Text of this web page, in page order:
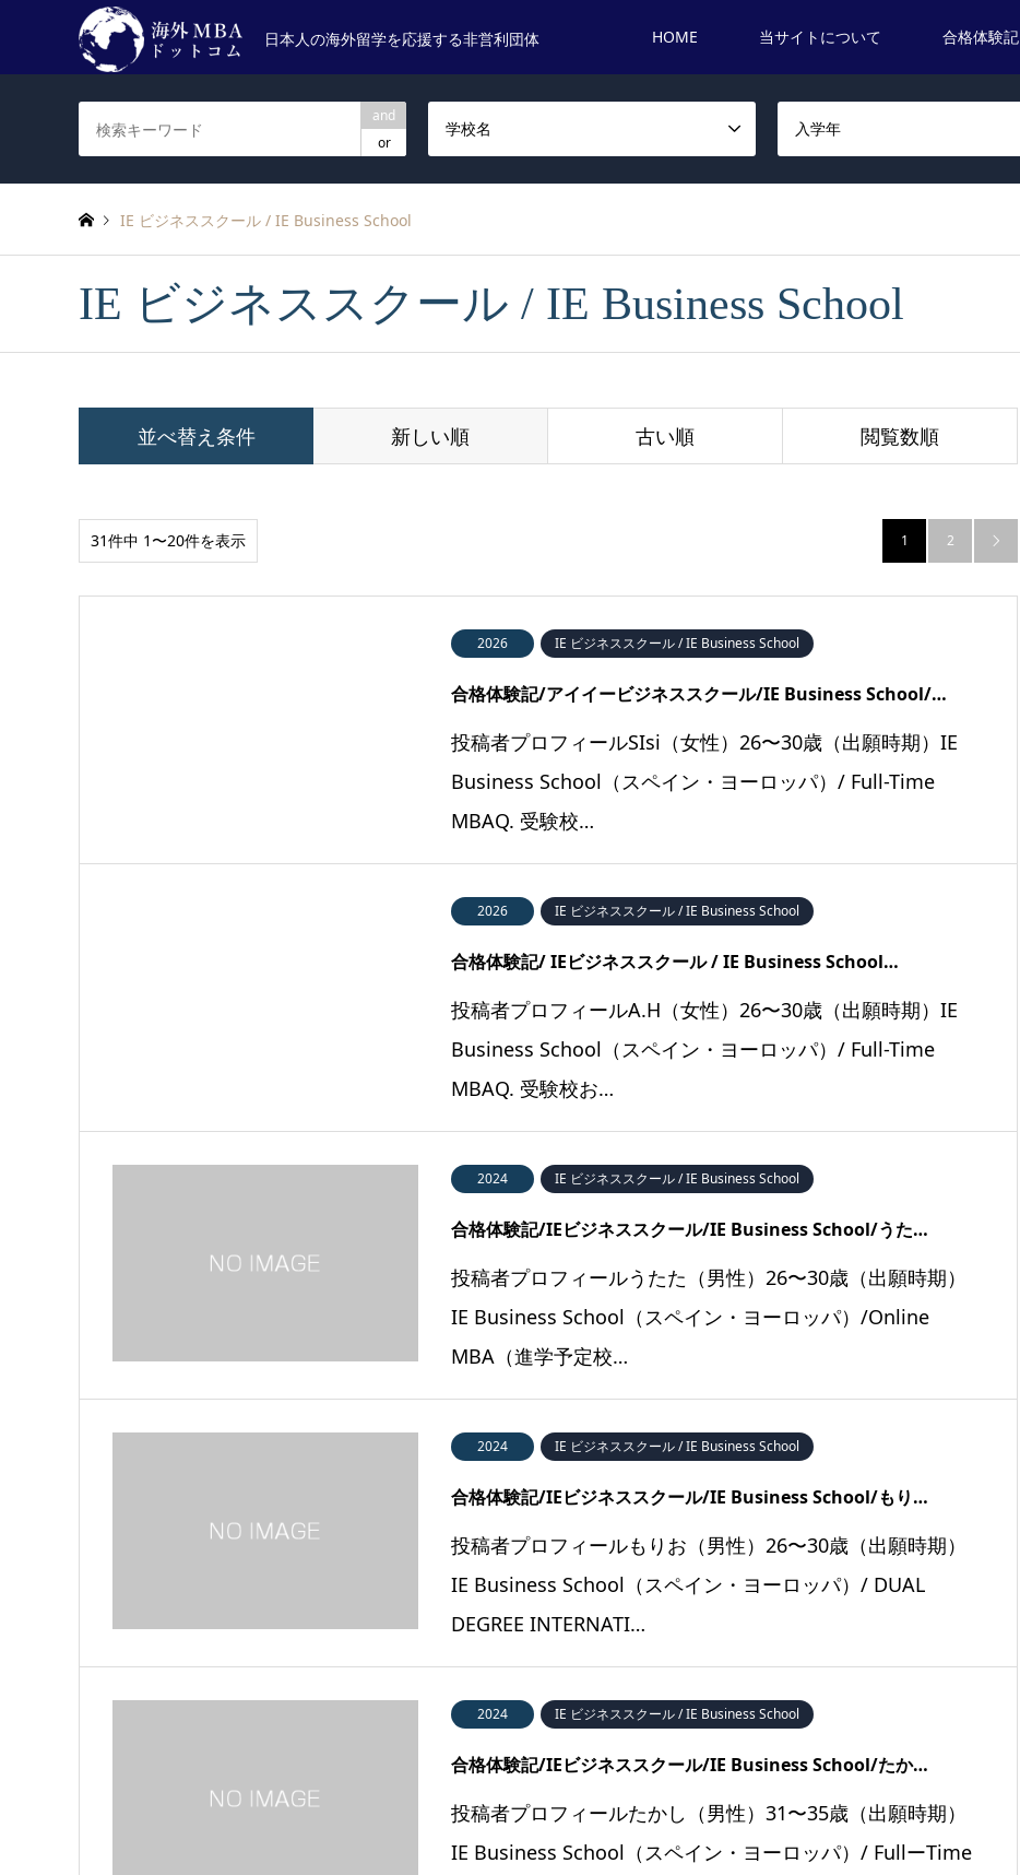
日本人の海外留学を応援する非営利団体 HOME 当サイトについて 合格体験記
and
or
学校名 入学年
IE ビジネススクール / IE Business School
IE ビジネススクール / IE Business School
並べ替え条件 新しい順 古い順 閲覧数順
31件中 1〜20件を表示 1 2 
2026 IE ビジネススクール / IE Business School
合格体験記/アイイービジネススクール/IE Business School/…
投稿者プロフィールSIsi（女性）26〜30歳（出願時期）IE
Business School（スペイン・ヨーロッパ）/ Full-Time
MBAQ. 受験校…
2026 IE ビジネススクール / IE Business School
合格体験記/ IEビジネススクール / IE Business School…
投稿者プロフィールA.H（女性）26〜30歳（出願時期）IE
Business School（スペイン・ヨーロッパ）/ Full-Time
MBAQ. 受験校お…
2024 IE ビジネススクール / IE Business School
合格体験記/IEビジネススクール/IE Business School/うた…
投稿者プロフィールうたた（男性）26〜30歳（出願時期）
IE Business School（スペイン・ヨーロッパ）/Online
MBA（進学予定校…
2024 IE ビジネススクール / IE Business School
合格体験記/IEビジネススクール/IE Business School/もり…
投稿者プロフィールもりお（男性）26〜30歳（出願時期）
IE Business School（スペイン・ヨーロッパ）/ DUAL
DEGREE INTERNATI…
2024 IE ビジネススクール / IE Business School
合格体験記/IEビジネススクール/IE Business School/たか…
投稿者プロフィールたかし（男性）31〜35歳（出願時期）
IE Business School（スペイン・ヨーロッパ）/ FullーTime